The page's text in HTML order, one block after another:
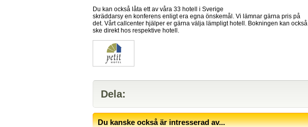
Du kan också låta ett av våra 33 hotell i Sverige
skräddarsy en konferens enligt era egna önskemål. Vi lämnar gärna pris på
det. Vårt callcenter hjälper er gärna välja lämpligt hotell. Bokningen kan också
ske direkt hos respektive hotell.
Dela:
Du kanske också är intresserad av...